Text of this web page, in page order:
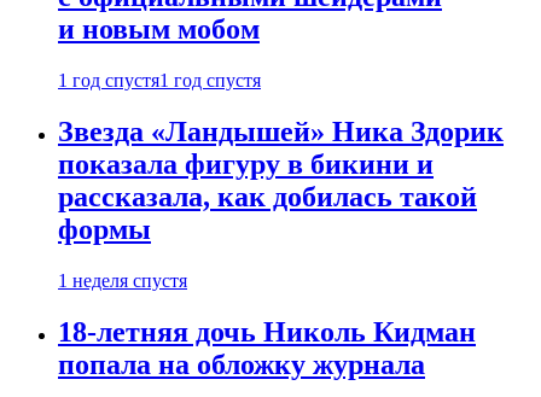
и новым мобом
1 год спустя1 год спустя
Звезда «Ландышей» Ника Здорик
показала фигуру в бикини и
рассказала, как добилась такой
формы
1 неделя спустя
18-летняя дочь Николь Кидман
попала на обложку журнала